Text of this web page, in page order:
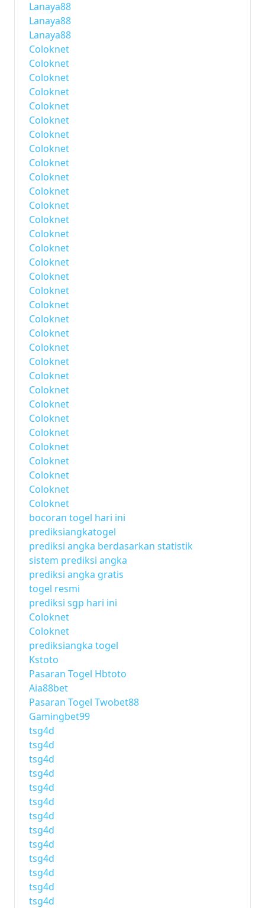
Lanaya88
Lanaya88
Lanaya88
Coloknet
Coloknet
Coloknet
Coloknet
Coloknet
Coloknet
Coloknet
Coloknet
Coloknet
Coloknet
Coloknet
Coloknet
Coloknet
Coloknet
Coloknet
Coloknet
Coloknet
Coloknet
Coloknet
Coloknet
Coloknet
Coloknet
Coloknet
Coloknet
Coloknet
Coloknet
Coloknet
Coloknet
Coloknet
Coloknet
Coloknet
Coloknet
Coloknet
bocoran togel hari ini
prediksiangkatogel
prediksi angka berdasarkan statistik
sistem prediksi angka
prediksi angka gratis
togel resmi
prediksi sgp hari ini
Coloknet
Coloknet
prediksiangka togel
Kstoto
Pasaran Togel Hbtoto
Aia88bet
Pasaran Togel Twobet88
Gamingbet99
tsg4d
tsg4d
tsg4d
tsg4d
tsg4d
tsg4d
tsg4d
tsg4d
tsg4d
tsg4d
tsg4d
tsg4d
tsg4d